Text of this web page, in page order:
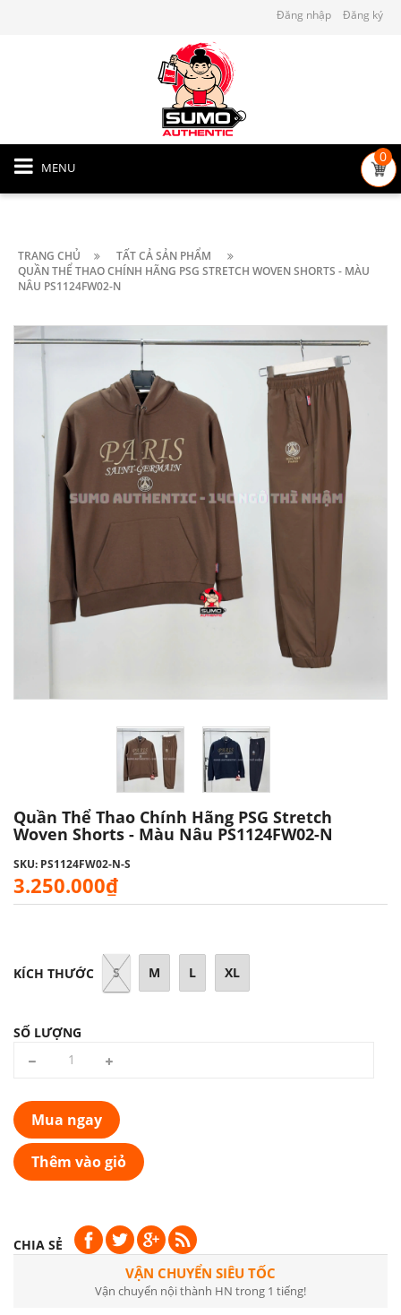
Đăng nhập Đăng ký
MENU
0
TRANG CHỦ
TẤT CẢ SẢN PHẨM
QUẦN THỂ THAO CHÍNH HÃNG PSG STRETCH WOVEN SHORTS - MÀU
NÂU PS1124FW02-N
Quần Thể Thao Chính Hãng PSG Stretch
Woven Shorts - Màu Nâu PS1124FW02-N
SKU: PS1124FW02-N-S
3.250.000₫
KÍCH THƯỚC S M L XL
SỐ LƯỢNG
Mua ngay
Thêm vào giỏ
CHIA SẺ
VẬN CHUYỂN SIÊU TỐC
Vận chuyển nội thành HN trong 1 tiếng!